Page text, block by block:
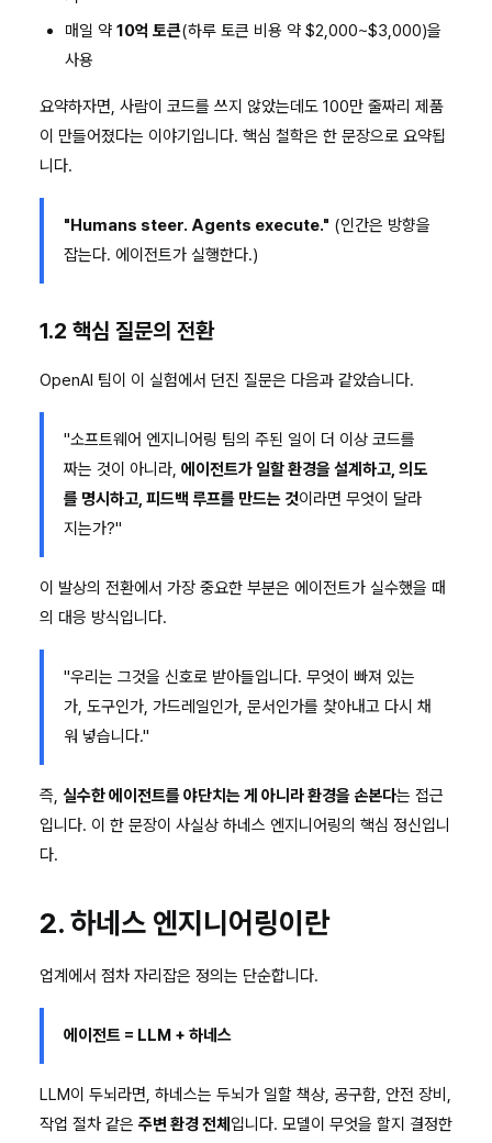
매일 약 10억 토큰(하루 토큰 비용 약 $2,000~$3,000)을
사용
요약하자면, 사람이 코드를 쓰지 않았는데도 100만 줄짜리 제품
이 만들어졌다는 이야기입니다. 핵심 철학은 한 문장으로 요약됩
니다.
"Humans steer. Agents execute." (인간은 방향을
잡는다. 에이전트가 실행한다.)
1.2 핵심 질문의 전환
OpenAI 팀이 이 실험에서 던진 질문은 다음과 같았습니다.
"소프트웨어 엔지니어링 팀의 주된 일이 더 이상 코드를
짜는 것이 아니라, 에이전트가 일할 환경을 설계하고, 의도
를 명시하고, 피드백 루프를 만드는 것이라면 무엇이 달라
지는가?"
이 발상의 전환에서 가장 중요한 부분은 에이전트가 실수했을 때
의 대응 방식입니다.
"우리는 그것을 신호로 받아들입니다. 무엇이 빠져 있는
가, 도구인가, 가드레일인가, 문서인가를 찾아내고 다시 채
워 넣습니다."
즉, 실수한 에이전트를 야단치는 게 아니라 환경을 손본다는 접근
입니다. 이 한 문장이 사실상 하네스 엔지니어링의 핵심 정신입니
다.
2. 하네스 엔지니어링이란
업계에서 점차 자리잡은 정의는 단순합니다.
에이전트 = LLM + 하네스
LLM이 두뇌라면, 하네스는 두뇌가 일할 책상, 공구함, 안전 장비,
작업 절차 같은 주변 환경 전체 입니다. 모델이 무엇을 할지 결정한